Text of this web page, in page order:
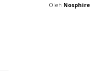
Oleh Nosphire